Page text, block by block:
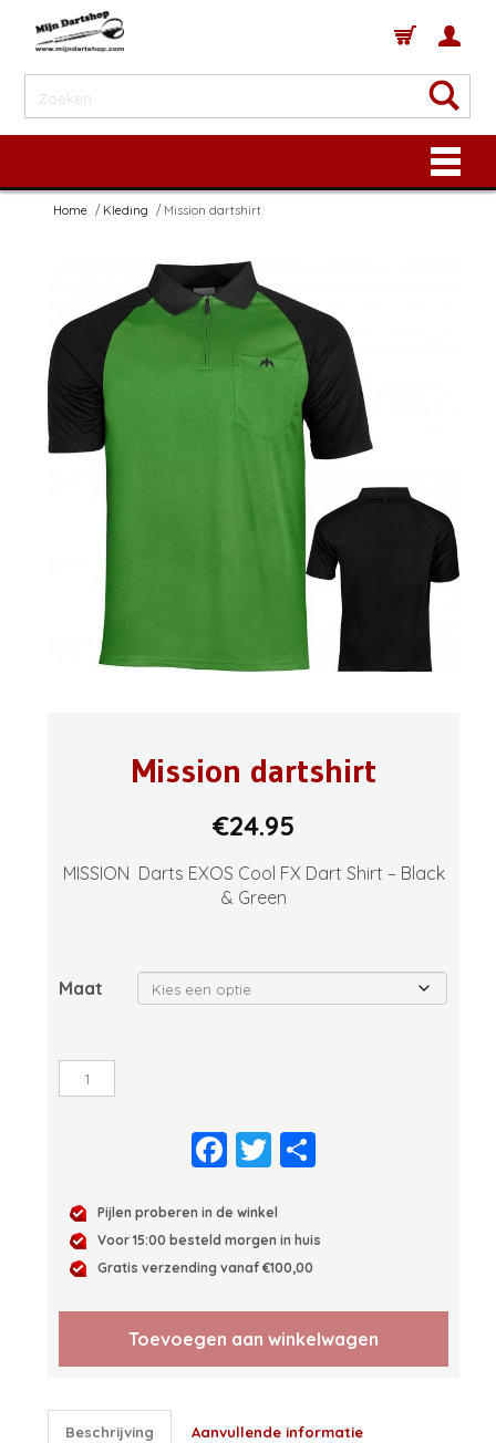
Home Kleding Mission dartshirt
Mission dartshirt
€24.95
MISSION Darts EXOS Cool FX Dart Shirt – Black
& Green
Maat
Mission
dartshirt
Facebook
Twitter
Pijlen proberen in de winkel
Voor 15:00 besteld morgen in huis
Gratis verzending vanaf €100,00
Toevoegen aan winkelwagen
Beschrijving Aanvullende informatie